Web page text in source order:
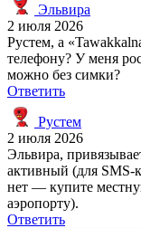
Эльвира
2 июля 2026
Рустем, а
телефону? У меня
можно без симки?
Ответить
Рустем
2 июля 2026
Эльвира,
активный (для SMS-
нет — купите
аэропорту).
Ответить